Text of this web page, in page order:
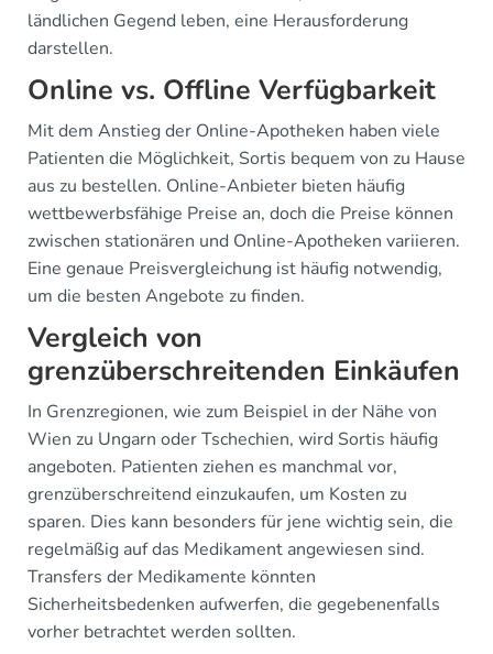
ländlichen Gegend leben, eine Herausforderung
darstellen.
Online vs. Offline Verfügbarkeit
Mit dem Anstieg der Online-Apotheken haben viele
Patienten die Möglichkeit, Sortis bequem von zu Hause
aus zu bestellen. Online-Anbieter bieten häufig
wettbewerbsfähige Preise an, doch die Preise können
zwischen stationären und Online-Apotheken variieren.
Eine genaue Preisvergleichung ist häufig notwendig,
um die besten Angebote zu finden.
Vergleich von
grenzüberschreitenden Einkäufen
In Grenzregionen, wie zum Beispiel in der Nähe von
Wien zu Ungarn oder Tschechien, wird Sortis häufig
angeboten. Patienten ziehen es manchmal vor,
grenzüberschreitend einzukaufen, um Kosten zu
sparen. Dies kann besonders für jene wichtig sein, die
regelmäßig auf das Medikament angewiesen sind.
Transfers der Medikamente könnten
Sicherheitsbedenken aufwerfen, die gegebenenfalls
vorher betrachtet werden sollten.